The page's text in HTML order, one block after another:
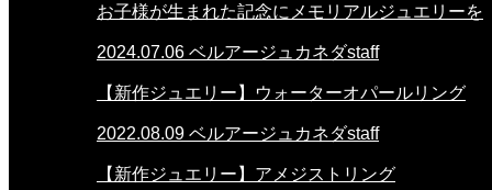
お子様が生まれた記念にメモリアルジュエリーを
2024.07.06 ベルアージュカネダstaff
【新作ジュエリー】ウォーターオパールリング
2022.08.09 ベルアージュカネダstaff
【新作ジュエリー】アメジストリング